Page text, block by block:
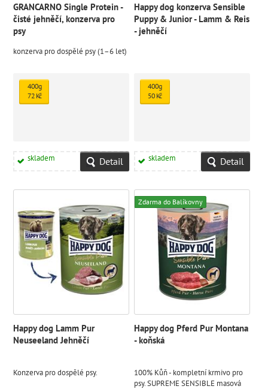
GRANCARNO Single Protein -
čisté jehněčí, konzerva pro
psy
konzerva pro dospělé psy (1–⁠6 let)
400g
72 Kč
skladem Detail
Happy dog konzerva Sensible
Puppy & Junior - Lamm & Reis
- jehněčí
400g
50 Kč
skladem Detail
Happy dog Lamm Pur
Neuseeland Jehněčí
Konzerva pro dospělé psy.
Zdarma do Balíkovny
Happy dog Pferd Pur Montana
- koňská
100% Kůň - kompletní krmivo pro
psy. SUPREME SENSIBLE masová